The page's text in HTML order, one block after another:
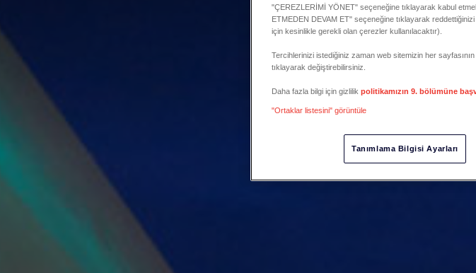
"ÇEREZLERİMİ YÖNET" seçeneğine tıklayarak kabul
ETMEDEN DEVAM ET" seçeneğine tıklayarak
için kesinlikle gerekli olan çerezler kullanılacaktır).
Tercihlerinizi istediğiniz zaman web sitemizin her
tıklayarak değiştirebilirsiniz.
Daha fazla bilgi için gizlilik politikamızın 9. bölümüne
"Ortaklar listesini" görüntüle
Tanımlama Bilgisi Ayarları